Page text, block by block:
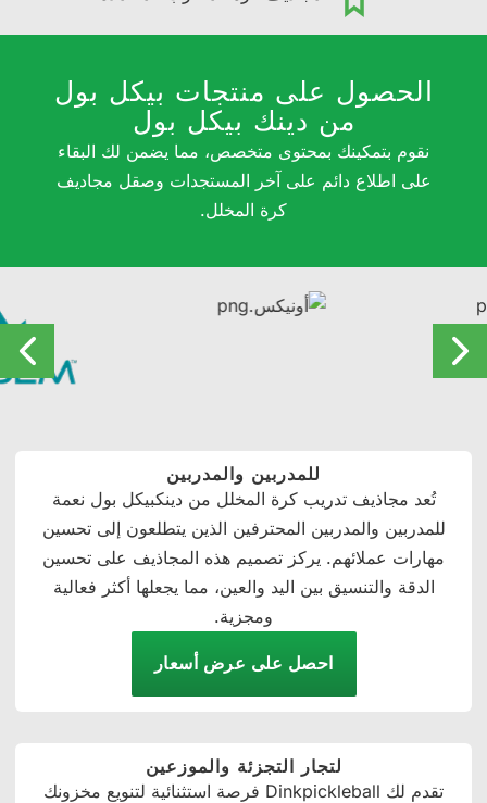
الحصول على منتجات بيكل بول
من دينك بيكل بول
نقوم بتمكينك بمحتوى متخصص، مما يضمن لك البقاء
على اطلاع دائم على آخر المستجدات وصقل مجاديف
كرة المخلل.
للمدربين والمدربين
تُعد مجاذيف تدريب كرة المخلل من دينكبيكل بول نعمة
للمدربين والمدربين المحترفين الذين يتطلعون إلى تحسين
مهارات عملائهم. يركز تصميم هذه المجاذيف على تحسين
الدقة والتنسيق بين اليد والعين، مما يجعلها أكثر فعالية
ومجزية.
احصل على عرض أسعار
لتجار التجزئة والموزعين
تقدم لك Dinkpickleball فرصة استثنائية لتنويع مخزونك